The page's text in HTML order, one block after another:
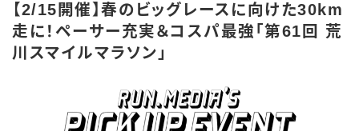
【2/15開催】春のビッグレースに向けた30km
走に！ペーサー充実＆コスパ最強「第61回 荒
川スマイルマラソン」